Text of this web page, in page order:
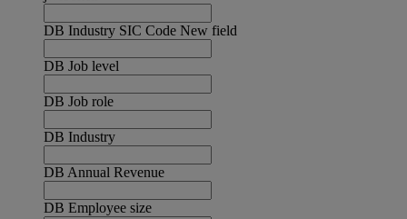
DB Industry SIC Code New field
DB Job level
DB Job role
DB Industry
DB Annual Revenue
DB Employee size